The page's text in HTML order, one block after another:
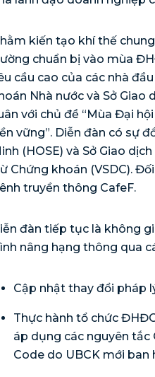
kiến tạo khí thế
chuẩn bị vào mùa
cầu cao của các nhà
Nhà nước và Sở Giao
với chủ đề “Mùa Đại
vững”. Diễn đàn có sự
(HOSE) và Sở Giao
Chứng khoán (VSDC).
truyền thông CafeF.
đàn tiếp tục là không
nâng hạng thông qua
Cập nhật thay đổi pháp
Thực hành tổ chức
áp dụng các nguyên tắc
Code do UBCK mới ban